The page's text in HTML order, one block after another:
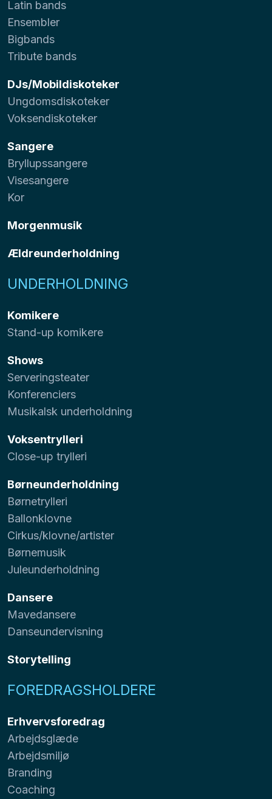
Latin bands
Ensembler
Bigbands
Tribute bands
DJs/Mobildiskoteker
Ungdomsdiskoteker
Voksendiskoteker
Sangere
Bryllupssangere
Visesangere
Kor
Morgenmusik
Ældreunderholdning
UNDERHOLDNING
Komikere
Stand-up komikere
Shows
Serveringsteater
Konferenciers
Musikalsk underholdning
Voksentrylleri
Close-up trylleri
Børneunderholdning
Børnetrylleri
Ballonklovne
Cirkus/klovne/artister
Børnemusik
Juleunderholdning
Dansere
Mavedansere
Danseundervisning
Storytelling
FOREDRAGSHOLDERE
Erhvervsforedrag
Arbejdsglæde
Arbejdsmiljø
Branding
Coaching